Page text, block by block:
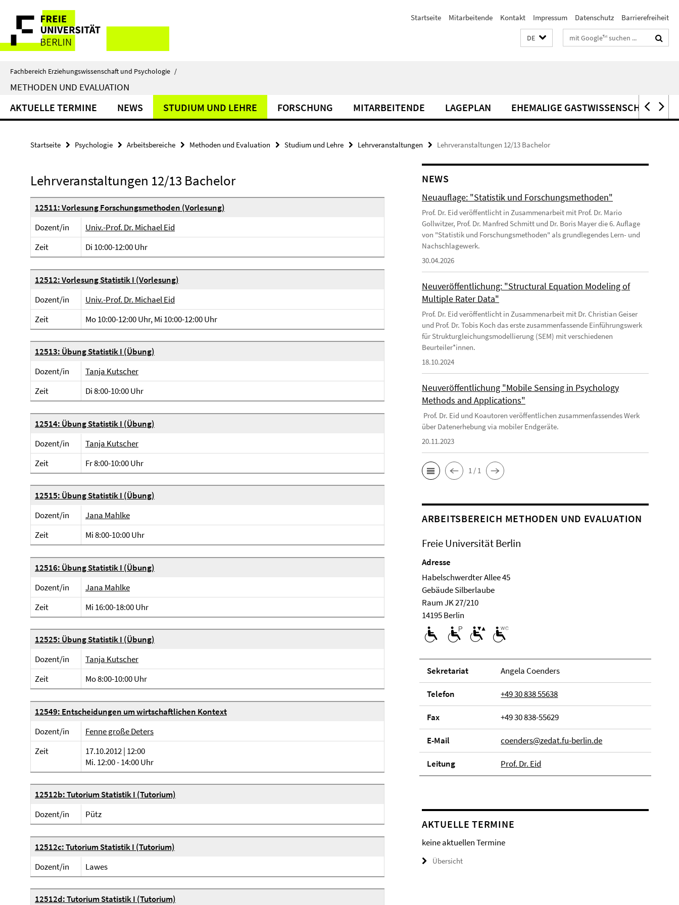
direkt
Inhalt
Service-
Navigation
Startseite Mitarbeitende Kontakt Impressum Datenschutz Barrierefreiheit
DE Suchbegriffe
Fachbereich Erziehungswissenschaft und Psychologie /
METHODEN UND EVALUATION
AKTUELLE TERMINE NEWS STUDIUM UND LEHRE FORSCHUNG MITARBEITENDE LAGEPLAN EHEMALIGE
Startseite Psychologie Arbeitsbereiche Methoden und Evaluation Studium und Lehre Lehrveranstaltungen Lehrveranstaltungen 12/13 Bachelor
Lehrveranstaltungen 12/13 Bachelor
12511: Vorlesung Forschungsmethoden (Vorlesung)
Dozent/in
Univ.-Prof. Dr. Michael Eid
Zeit
Di 10:00-12:00 Uhr
12512: Vorlesung Statistik I (Vorlesung)
Dozent/in
Univ.-Prof. Dr. Michael Eid
Zeit
Mo 10:00-12:00 Uhr, Mi 10:00-12:00 Uhr
12513: Übung Statistik I (Übung)
Dozent/in
Tanja Kutscher
Zeit
Di 8:00-10:00 Uhr
12514: Übung Statistik I (Übung)
Dozent/in
Tanja Kutscher
Zeit
Fr 8:00-10:00 Uhr
12515: Übung Statistik I (Übung)
Dozent/in
Jana Mahlke
Zeit
Mi 8:00-10:00 Uhr
12516: Übung Statistik I (Übung)
Dozent/in
Jana Mahlke
Zeit
Mi 16:00-18:00 Uhr
12525: Übung Statistik I (Übung)
Dozent/in
Tanja Kutscher
Zeit
Mo 8:00-10:00 Uhr
12549: Entscheidungen um wirtschaftlichen Kontext
Dozent/in
Fenne große Deters
Zeit
17.10.2012 | 12:00
Mi. 12:00 - 14:00 Uhr
12512b: Tutorium Statistik I (Tutorium)
Dozent/in
Pütz
12512c: Tutorium Statistik I (Tutorium)
Dozent/in
Lawes
12512d: Tutorium Statistik I (Tutorium)
NEWS
Neuauflage: "Statistik und Forschungsmethoden"
Prof. Dr. Eid veröffentlicht in Zusammenarbeit mit Prof. Dr. Mario
Gollwitzer, Prof. Dr. Manfred Schmitt und Dr. Boris Mayer die 6. Auflage
von "Statistik und Forschungsmethoden" als grundlegendes Lern- und
Nachschlagewerk.
30.04.2026
Neuveröffentlichung: "Structural Equation Modeling of
Multiple Rater Data"
Prof. Dr. Eid veröffentlicht in Zusammenarbeit mit Dr. Christian Geiser
und Prof. Dr. Tobis Koch das erste zusammenfassende Einführungswerk
für Strukturgleichungsmodellierung (SEM) mit verschiedenen
Beurteiler*innen.
18.10.2024
Neuveröffentlichung "Mobile Sensing in Psychology
Methods and Applications"
Prof. Dr. Eid und Koautoren veröffentlichen zusammenfassendes Werk
über Datenerhebung via mobiler Endgeräte.
20.11.2023
1 / 1
ARBEITSBEREICH METHODEN UND EVALUATION
Freie Universität Berlin
Adresse
Habelschwerdter Allee 45
Ge­bäude Silberlaube
Raum JK 27/210
14195 Berlin
Se­kre­ta­ri­at Angela Coenders
Telefon +49 30 838 55638
Fax +49 30 838-55629
E-Mail coenders@zedat.fu-berlin.de
Lei­tung Prof. Dr. Eid
AKTUELLE TERMINE
keine aktuellen Termine
Übersicht